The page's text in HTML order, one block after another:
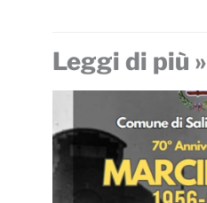
Leggi di più »